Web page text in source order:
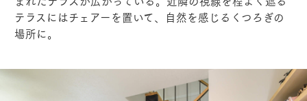
テラスにはチェアーを置いて、自然を感じるくつろぎの
場所に。